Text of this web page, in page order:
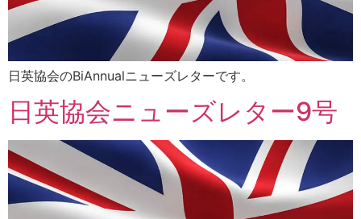
日英協会のBiAnnualニューズレターです。
日英協会ニューズレター9号